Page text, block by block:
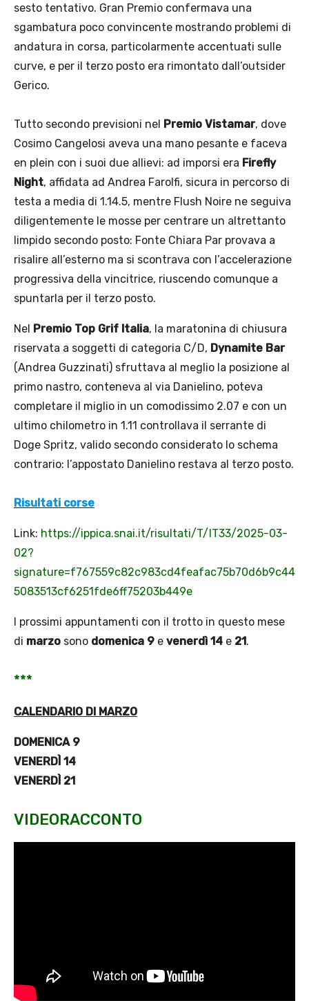
sesto tentativo. Gran Premio confermava una
sgambatura poco convincente mostrando problemi di
andatura in corsa, particolarmente accentuati sulle
curve, e per il terzo posto era rimontato dall’outsider
Gerico.
Tutto secondo previsioni nel Premio Vistamar, dove
Cosimo Cangelosi aveva una mano pesante e faceva
en plein con i suoi due allievi: ad imporsi era Firefly
Night, affidata ad Andrea Farolfi, sicura in percorso di
testa a media di 1.14.5, mentre Flush Noire ne seguiva
diligentemente le mosse per centrare un altrettanto
limpido secondo posto: Fonte Chiara Par provava a
risalire all’esterno ma si scontrava con l’accelerazione
progressiva della vincitrice, riuscendo comunque a
spuntarla per il terzo posto.
Nel Premio Top Grif Italia, la maratonina di chiusura
riservata a soggetti di categoria C/D, Dynamite Bar
(Andrea Guzzinati) sfruttava al meglio la posizione al
primo nastro, conteneva al via Danielino, poteva
completare il miglio in un comodissimo 2.07 e con un
ultimo chilometro in 1.11 controllava il serrante di
Doge Spritz, valido secondo considerato lo schema
contrario: l’appostato Danielino restava al terzo posto.
Risultati corse
Link: https://ippica.snai.it/risultati/T/IT33/2025-03-
02?
signature=f767559c82c983cd4feafac75b70d6b9c44
5083513cf6251fde6ff75203b449e
I prossimi appuntamenti con il trotto in questo mese
di marzo sono domenica 9 e venerdì 14 e 21.
***
CALENDARIO DI MARZO
DOMENICA 9
VENERDÌ 14
VENERDÌ 21
VIDEORACCONTO